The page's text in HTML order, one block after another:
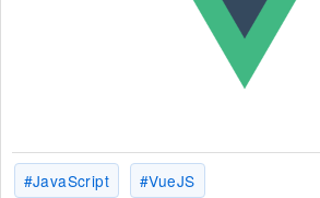
JavaScript VueJS